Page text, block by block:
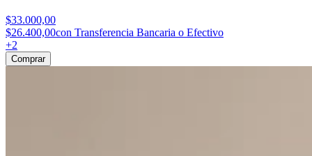
$33.000,00
$26.400,00con Transferencia Bancaria o Efectivo
+2
Comprar